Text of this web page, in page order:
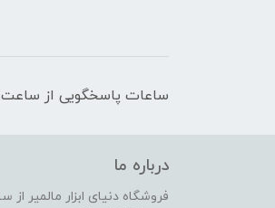
ساعات پاسخگویی از ساعت 8 صبح الی 18 عصر بجز روزهای تعطیل رسمی
درباره ما